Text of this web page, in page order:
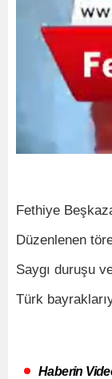
Fethiye
Düzenlenen
Saygı duruşu
Türk
Haberin